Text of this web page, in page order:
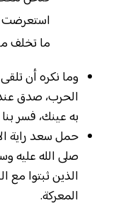
استعرضت
ما تخلف
وما نكره أن
الحرب، صدق عند
به عينك، فسر بنا
حمل سعد راية
صلى الله عليه
الذين ثبتوا مع
المعركة.